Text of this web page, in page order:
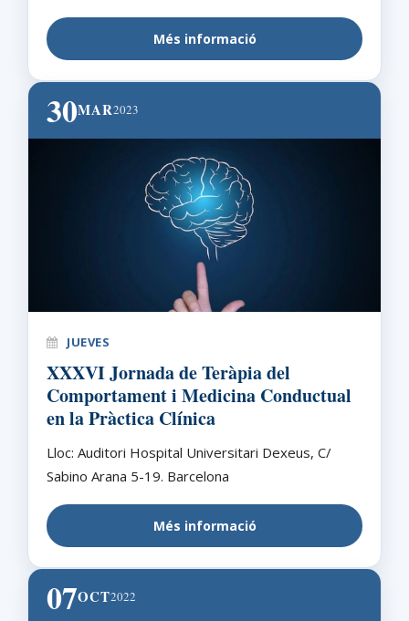
Més informació
30MAR2023
JUEVES
XXXVI Jornada de Teràpia del
Comportament i Medicina Conductual
en la Pràctica Clínica
Lloc: Auditori Hospital Universitari Dexeus, C/
Sabino Arana 5-19. Barcelona
Més informació
07OCT2022